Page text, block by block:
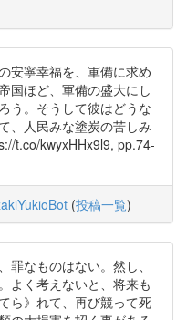
安寧幸福を、軍備に求め
国ほど、軍備の盛大にし
う。そうして彼はどうな
、人民みな塗炭の苦しみ
t.co/kwyxHHx9l9, pp.74-
(投稿一覧)
なものはない。然し、
よく考えないと、将来も
ら》れて、再び競って死